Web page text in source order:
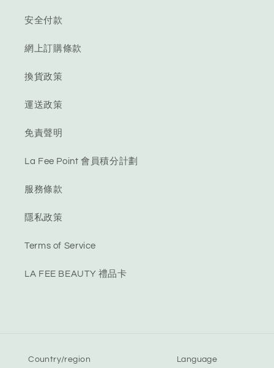
安全付款
網上訂購條款
換貨政策
運送政策
免責聲明
La Fee Point 會員積分計劃
服務條款
隱私政策
Terms of Service
LA FEE BEAUTY 禮品卡
Country/region Language